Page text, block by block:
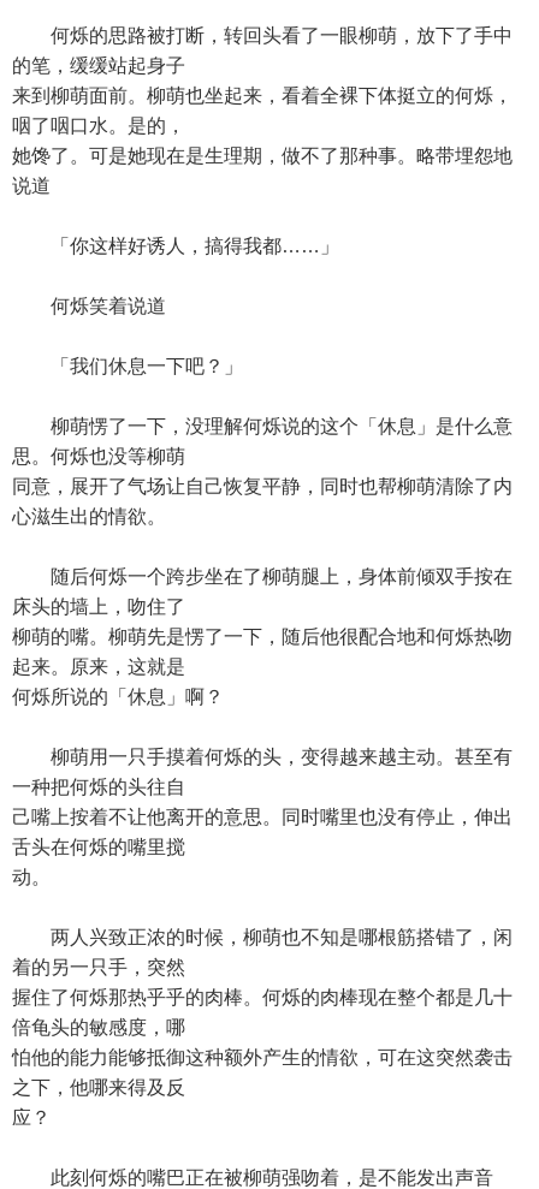
何烁的思路被打断，转回头看了一眼柳萌，放下了手中
的笔，缓缓站起身子
来到柳萌面前。柳萌也坐起来，看着全裸下体挺立的何烁，
咽了咽口水。是的，
她馋了。可是她现在是生理期，做不了那种事。略带埋怨地
说道
「你这样好诱人，搞得我都……」
何烁笑着说道
「我们休息一下吧？」
柳萌愣了一下，没理解何烁说的这个「休息」是什么意
思。何烁也没等柳萌
同意，展开了气场让自己恢复平静，同时也帮柳萌清除了内
心滋生出的情欲。
随后何烁一个跨步坐在了柳萌腿上，身体前倾双手按在
床头的墙上，吻住了
柳萌的嘴。柳萌先是愣了一下，随后他很配合地和何烁热吻
起来。原来，这就是
何烁所说的「休息」啊？
柳萌用一只手摸着何烁的头，变得越来越主动。甚至有
一种把何烁的头往自
己嘴上按着不让他离开的意思。同时嘴里也没有停止，伸出
舌头在何烁的嘴里搅
动。
两人兴致正浓的时候，柳萌也不知是哪根筋搭错了，闲
着的另一只手，突然
握住了何烁那热乎乎的肉棒。何烁的肉棒现在整个都是几十
倍龟头的敏感度，哪
怕他的能力能够抵御这种额外产生的情欲，可在这突然袭击
之下，他哪来得及反
应？
此刻何烁的嘴巴正在被柳萌强吻着，是不能发出声音